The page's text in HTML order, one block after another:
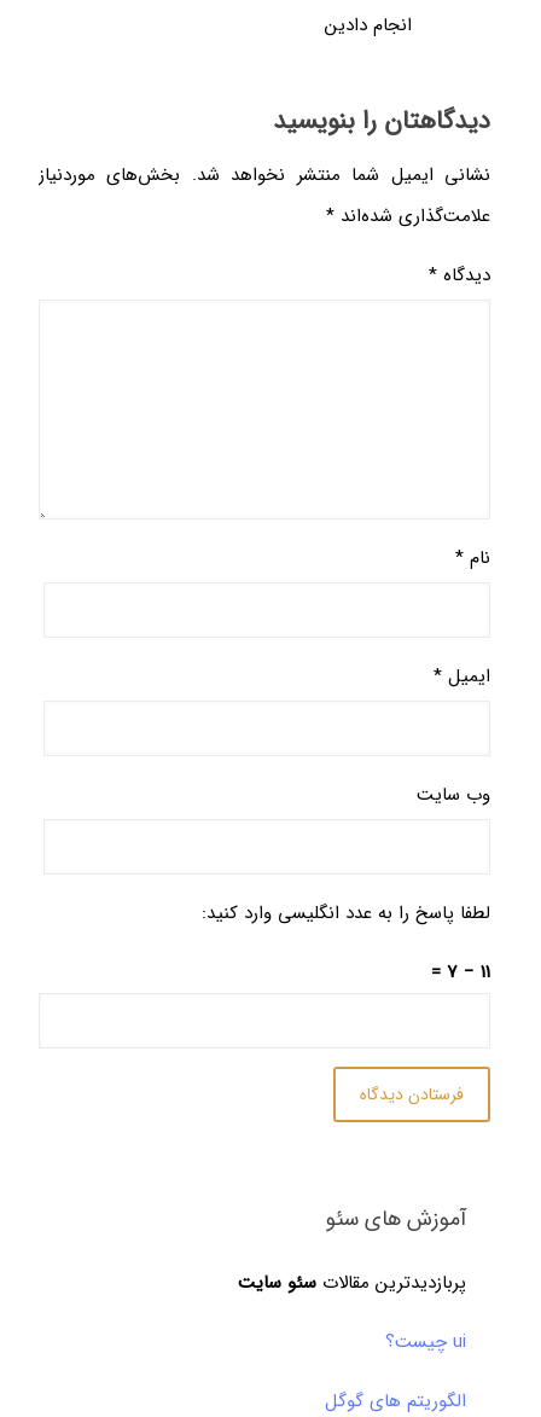
انجام دادین
را بنویسید
ایمیل شما منتشر نخواهد شد. بخش‌های موردنیاز
شده‌اند*
پاسخ را به عدد انگلیسی وارد کنید:
آموزش های سئو
پربازدیدترین مقالاتسئو سایت
الگوریتم های گوگل